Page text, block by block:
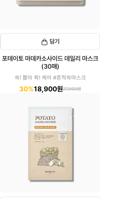
담기
포테이토 마데카소사이드 데일리 마스크
(30매)
쏙! 뽑아 퀵! 케어 #흔적쏙마스크
30%18,900원27,000원